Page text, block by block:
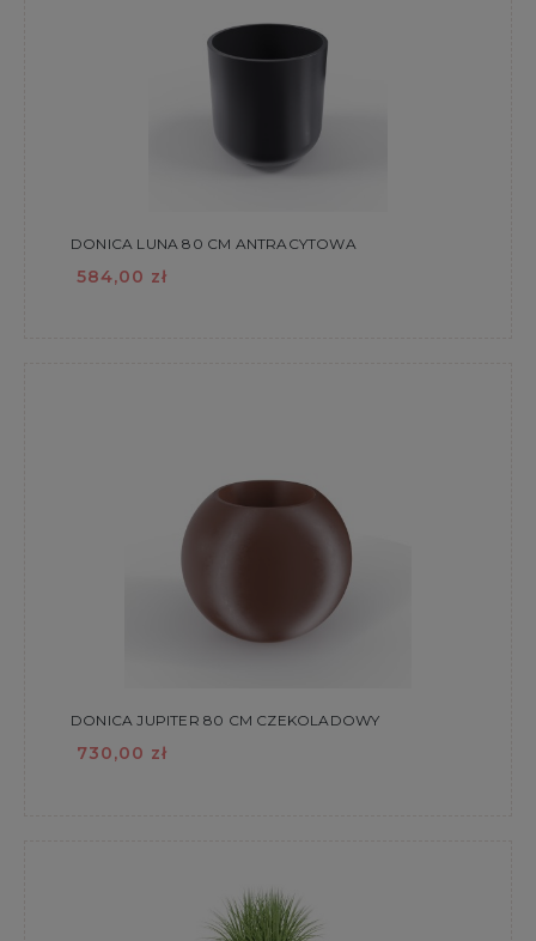
DONICA LUNA 80 CM ANTRACYTOWA
584,00 zł
DONICA JUPITER 80 CM CZEKOLADOWY
730,00 zł